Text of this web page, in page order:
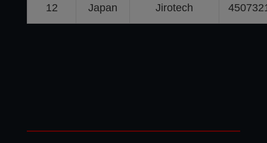
12 Japan Jirotech